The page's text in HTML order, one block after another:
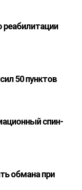
реабилитации
50 пунктов
спин-
обмана при